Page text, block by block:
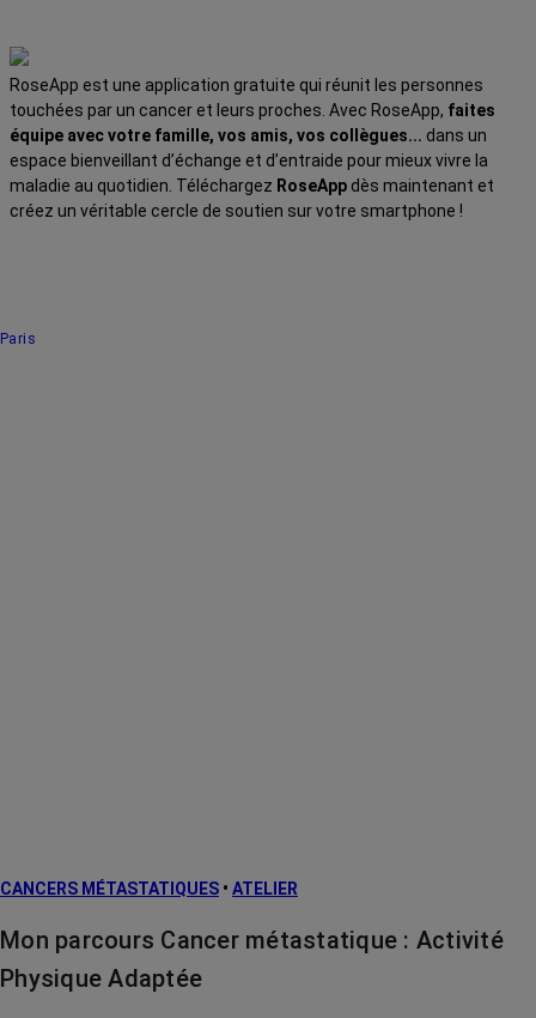
RoseApp est une application gratuite qui réunit les personnes
touchées par un cancer et leurs proches. Avec RoseApp, faites
équipe avec votre famille, vos amis, vos collègues... dans un
espace bienveillant d’échange et d’entraide pour mieux vivre la
maladie au quotidien. Téléchargez RoseApp dès maintenant et
créez un véritable cercle de soutien sur votre smartphone !
Paris
CANCERS MÉTASTATIQUES • ATELIER
Mon parcours Cancer métastatique : Activité
Physique Adaptée